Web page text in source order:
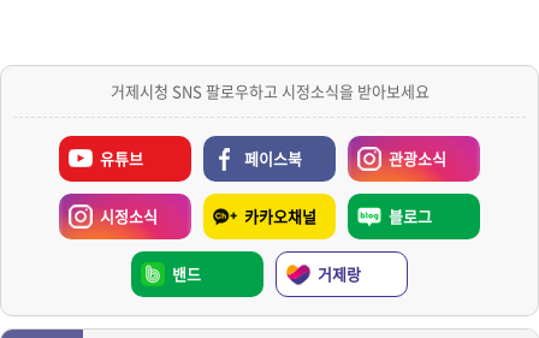
거제시청 SNS 팔로우하고 시정소식을 받아보세요
유튜브 페이스북 관광소식
시정소식 카카오채널 블로그
밴드 거제랑